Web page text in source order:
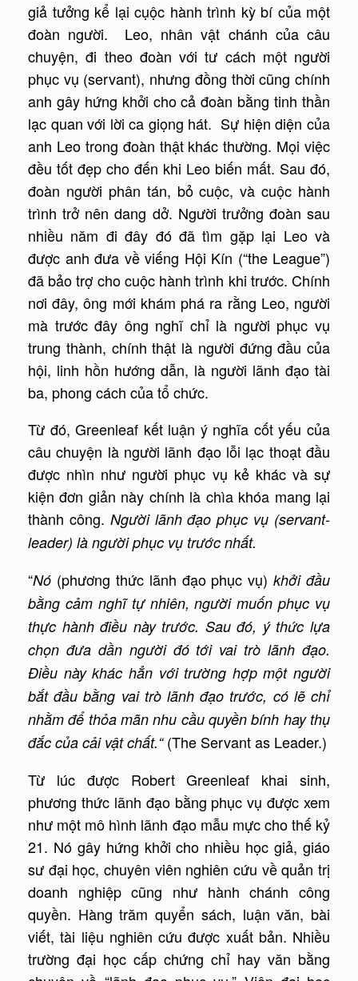
giả tưởng kể lại cụộc hành trình kỳ bí của một
đoàn người. Leo, nhân vật chánh của câu
chuyện, đi theo đoàn với tư cách một người
phục vụ (servant), nhưng đồng thời cũng chính
anh gây hứng khởi cho cả đoàn bằng tinh thần
lạc quan với lời ca giọng hát. Sự hiện diện của
anh Leo trong đoàn thật khác thường. Mọi việc
đều tốt đẹp cho đến khi Leo biến mất. Sau đó,
đoàn người phân tán, bỏ cuộc, và cuộc hành
trình trở nên dang dở. Người trưởng đoàn sau
nhiều năm đi đây đó đã tìm gặp lại Leo và
được anh đưa về viếng Hội Kín (“the League”)
đã bảo trợ cho cuộc hành trình khi trước. Chính
nơi đây, ông mới khám phá ra rằng Leo, người
mà trước đây ông nghĩ chỉ là người phục vụ
trung thành, chính thật là người đứng đầu của
hội, linh hồn hướng dẫn, là người lãnh đạo tài
ba, phong cách của tổ chức.
Từ đó, Greenleaf kết luận ý nghĩa cốt yếu của
câu chuyện là người lãnh đạo lỗi lạc thoạt đầu
được nhìn như người phục vụ kẻ khác và sự
kiện đơn giản này chính là chìa khóa mang lại
thành công. Người lãnh đạo phục vụ (servant-
leader) là người phục vụ trước nhất.
“Nó (phương thức lãnh đạo phục vụ) khởi đầu
bằng cảm nghĩ tự nhiên, người muốn phục vụ
thực hành điều này trước. Sau đó, ý thức lựa
chọn đưa dần người đó tới vai trò lãnh đạo.
Điều này khác hẳn với trường hợp một người
bắt đầu bằng vai trò lãnh đạo trước, có lẽ chỉ
nhằm để thỏa mãn nhu cầu quyền bính hay thụ
đắc của cải vật chất.“(The Servant as Leader.)
Từ lúc được Robert Greenleaf khai sinh,
phương thức lãnh đạo bằng phục vụ được xem
như một mô hình lãnh đạo mẫu mực cho thế kỷ
21. Nó gây hứng khởi cho nhiều học giả, giáo
sư đại học, chuyên viên nghiên cứu về quản trị
doanh nghiệp cũng như hành chánh công
quyền. Hàng trăm quyển sách, luận văn, bài
viết, tài liệu nghiên cứu được xuất bản. Nhiều
trường đại học cấp chứng chỉ hay văn bằng